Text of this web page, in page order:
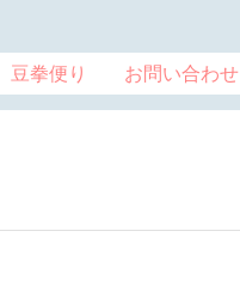
豆拳便り お問い合わせ